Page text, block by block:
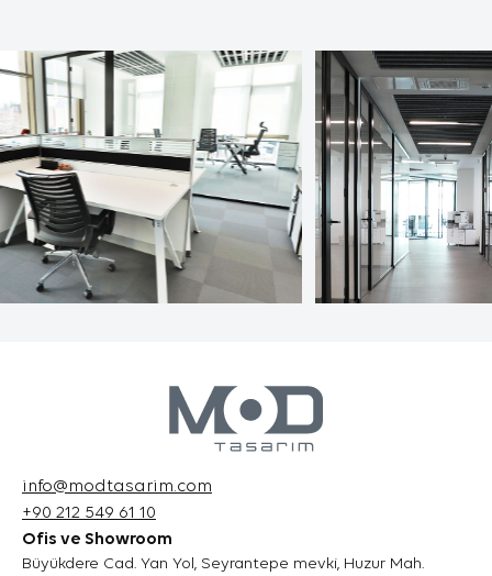
info@modtasarim.com
+90 212 549 61 10
Ofis ve Showroom
Büyükdere Cad. Yan Yol, Seyrantepe mevki, Huzur Mah.
veya ağ sunucusuna depolanan küçük metin
dosyalarıdır. Sitede tercih ettiğiniz dil ve diğer
ayarları içeren bu küçük metin dosyaları,
siteye bir sonraki ziyaretinizde tercihlerinizin
hatırlanmasına ve sitedeki deneyiminizi
iyileştirmek için hizmetlerimizde geliştirmeler
yapmamıza yardımcı olur. Böylece bir sonraki
ziyaretinizde daha iyi ve kişiselleştirilmiş bir
kullanım deneyimi yaşayabilirsiniz.
İnternet Sitemizde çerez kullanılmasının
başlıca amaçları aşağıda sıralanmaktadır:
İnternet Sitesini iyileştirmek ve İnternet
Sitesi üzerinden yeni özellikler sunmak ve
sunulan özellikleri sizlerin tercihlerine göre
İnternet Sitesinin, sizin ve Kurum’un hukuki
ve ticari güvenliğinin teminini sağlamak,
Site üzerinden sahte işlemlerin
gerçekleştirilmesini önlemek;